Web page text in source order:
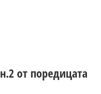
от поредицата